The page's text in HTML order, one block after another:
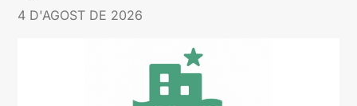
4 D'AGOST DE 2026